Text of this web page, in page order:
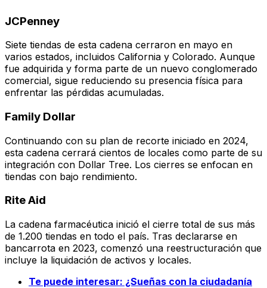
JCPenney
Siete tiendas de esta cadena cerraron en mayo en
varios estados, incluidos California y Colorado. Aunque
fue adquirida y forma parte de un nuevo conglomerado
comercial, sigue reduciendo su presencia física para
enfrentar las pérdidas acumuladas.
Family Dollar
Continuando con su plan de recorte iniciado en 2024,
esta cadena cerrará cientos de locales como parte de su
integración con Dollar Tree. Los cierres se enfocan en
tiendas con bajo rendimiento.
Rite Aid
La cadena farmacéutica inició el cierre total de sus más
de 1.200 tiendas en todo el país. Tras declararse en
bancarrota en 2023, comenzó una reestructuración que
incluye la liquidación de activos y locales.
Te puede interesar: ¿Sueñas con la ciudadanía